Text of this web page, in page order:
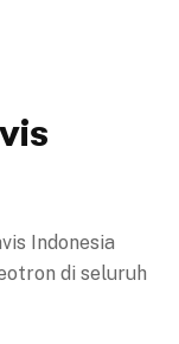
Indonesia
di seluruh